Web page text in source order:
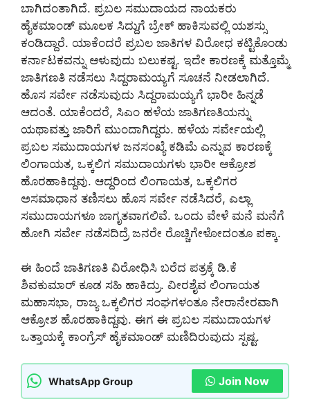
ಬಾಗಿದಂತಾಗಿದೆ. ಪ್ರಬಲ ಸಮುದಾಯದ ನಾಯಕರು
ಹೈಕಮಾಂಡ್ ಮೂಲಕ ಸಿದ್ದುಗೆ ಬ್ರೇಕ್ ಹಾಕಿಸುವಲ್ಲಿ ಯಶಸ್ಸು
ಕಂಡಿದ್ದಾರೆ. ಯಾಕೆಂದರೆ ಪ್ರಬಲ ಜಾತಿಗಳ ವಿರೋಧ ಕಟ್ಟಿಕೊಂಡು
ಕರ್ನಾಟಕವನ್ನು ಆಳುವುದು ಬಲುಕಷ್ಟ. ಇದೇ ಕಾರಣಕ್ಕೆ ಮತ್ತೊಮ್ಮೆ
ಜಾತಿಗಣತಿ ನಡೆಸಲು ಸಿದ್ದರಾಮಯ್ಯಗೆ ಸೂಚನೆ ನೀಡಲಾಗಿದೆ.
ಹೊಸ ಸರ್ವೇ ನಡೆಸುವುದು ಸಿದ್ದರಾಮಯ್ಯಗೆ ಭಾರೀ ಹಿನ್ನಡೆ
ಆದಂತೆ. ಯಾಕೆಂದರೆ, ಸಿಎಂ ಹಳೆಯ ಜಾತಿಗಣತಿಯನ್ನು
ಯಥಾವತ್ತು ಜಾರಿಗೆ ಮುಂದಾಗಿದ್ದರು. ಹಳೆಯ ಸರ್ವೇಯಲ್ಲಿ
ಪ್ರಬಲ ಸಮುದಾಯಗಳ ಜನಸಂಖ್ಯೆ ಕಡಿಮೆ ಎನ್ನುವ ಕಾರಣಕ್ಕೆ
ಲಿಂಗಾಯತ, ಒಕ್ಕಲಿಗ ಸಮುದಾಯಗಳು ಭಾರೀ ಆಕ್ರೋಶ
ಹೊರಹಾಕಿದ್ದವು. ಆದ್ದರಿಂದ ಲಿಂಗಾಯತ, ಒಕ್ಕಲಿಗರ
ಅಸಮಾಧಾನ ತಣಿಸಲು ಹೊಸ ಸರ್ವೇ ನಡೆಸಿದರೆ, ಎಲ್ಲಾ
ಸಮುದಾಯಗಳೂ ಜಾಗೃತವಾಗಲಿವೆ. ಒಂದು ವೇಳೆ ಮನೆ ಮನೆಗೆ
ಹೋಗಿ ಸರ್ವೇ ನಡೆಸದಿದ್ರೆ ಜನರೇ ರೊಚ್ಚಿಗೇಳೋದಂತೂ ಪಕ್ಕಾ.
ಈ ಹಿಂದೆ ಜಾತಿಗಣತಿ ವಿರೋಧಿಸಿ ಬರೆದ ಪತ್ರಕ್ಕೆ ಡಿ.ಕೆ
ಶಿವಕುಮಾರ್ ಕೂಡ ಸಹಿ ಹಾಕಿದ್ರು. ವೀರಶೈವ ಲಿಂಗಾಯತ
ಮಹಾಸಭಾ, ರಾಜ್ಯ ಒಕ್ಕಲಿಗರ ಸಂಘಗಳಂತೂ ನೇರಾನೇರವಾಗಿ
ಆಕ್ರೋಶ ಹೊರಹಾಕಿದ್ದವು. ಈಗ ಈ ಪ್ರಬಲ ಸಮುದಾಯಗಳ
ಒತ್ತಾಯಕ್ಕೆ ಕಾಂಗ್ರೆಸ್ ಹೈಕಮಾಂಡ್ ಮಣಿದಿರುವುದು ಸ್ಪಷ್ಟ.
WhatsApp Group Join Now